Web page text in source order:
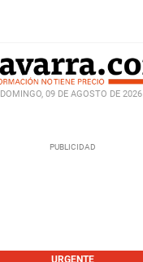
DOMINGO, 09 DE AGOSTO DE 2026
URGENTE